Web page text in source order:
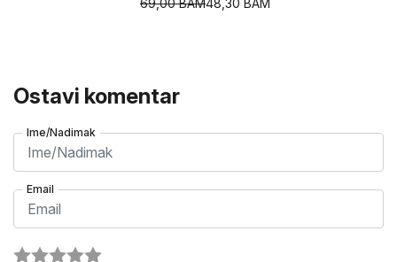
Ostavi komentar
Ime/Nadimak
Email